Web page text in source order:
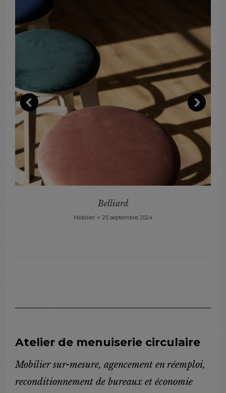
Belliard
Mobilier 25 septembre 2024
Atelier de menuiserie circulaire
Mobilier sur-mesure, agencement en réemploi,
reconditionnement de bureaux et économie